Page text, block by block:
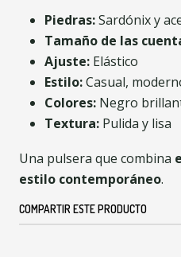
Piedras:Sardónix y
Tamaño de las
Ajuste: Elástico
Estilo:Casual,
Colores: Negro
Textura: Pulida y lisa
Una pulsera que combina
estilo contemporáneo.
COMPARTIR ESTE PRODUCTO